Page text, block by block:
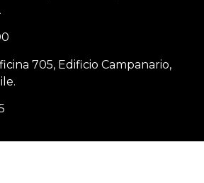
705, Edificio Campanario,